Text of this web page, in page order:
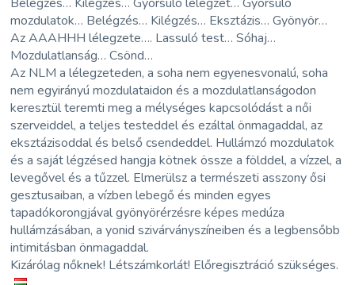
mozdulatok… Belégzés… Kilégzés… Eksztázis… Gyönyör…
Az AAAHHH lélegzete…. Lassuló test… Sóhaj…
Mozdulatlanság… Csönd…
Az NLM a lélegzeteden, a soha nem egyenesvonalú, soha
nem egyirányú mozdulataidon és a mozdulatlanságodon
keresztül teremti meg a mélységes kapcsolódást a női
szerveiddel, a teljes testeddel és ezáltal önmagaddal, az
eksztázisoddal és belső csendeddel. Hullámzó mozdulatok
és a saját légzésed hangja kötnek össze a földdel, a vízzel, a
levegővel és a tűzzel. Elmerülsz a természeti asszony ősi
gesztusaiban, a vízben lebegő és minden egyes
tapadókorongjával gyönyörérzésre képes medúza
hullámzásában, a yonid szivárványszíneiben és a legbensőbb
intimitásban önmagaddal.
Kizárólag nőknek! Létszámkorlát! Előregisztráció szükséges.